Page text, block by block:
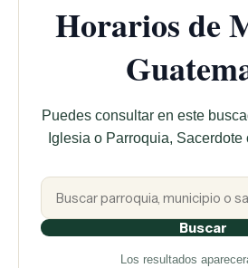
Horarios de
Puedes consultar en este
Iglesia o Parroquia, Sacerdote
Buscar
Los resultados